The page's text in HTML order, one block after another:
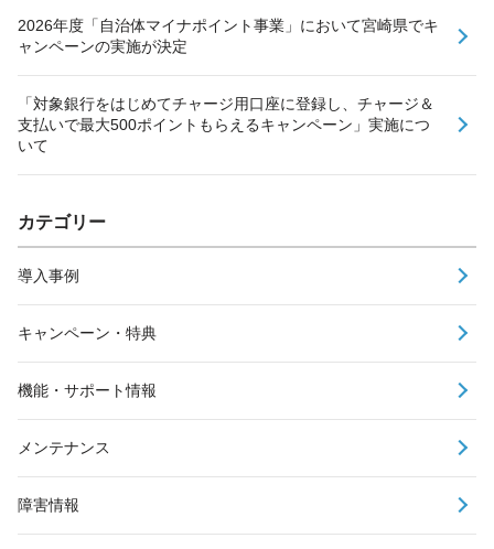
2026年度「自治体マイナポイント事業」において宮崎県でキ
ャンペーンの実施が決定
「対象銀行をはじめてチャージ用口座に登録し、チャージ＆
支払いで最大500ポイントもらえるキャンペーン」実施につ
いて
カテゴリー
導入事例
キャンペーン・特典
機能・サポート情報
メンテナンス
障害情報